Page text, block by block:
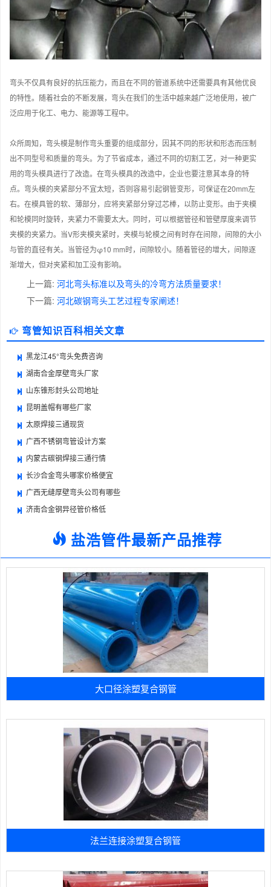
弯头不仅具有良好的抗压能力，而且在不同的管道系统中还需要具有其他优良
的特性。随着社会的不断发展，弯头在我们的生活中越来越广泛地使用，被广
泛应用于化工、电力、能源等工程中。
众所周知，弯头模是制作弯头重要的组成部分，因其不同的形状和形态而压制
出不同型号和质量的弯头。为了节省成本，通过不同的切割工艺，对一种更实
用的弯头模具进行了改造。在弯头模具的改造中，企业也要注意其本身的特
点。弯头模的夹紧部分不宜太短，否则容易引起钢管变形，可保证在20mm左
右。在模具管的软、薄部分，应将夹紧部分穿过芯棒，以防止变形。由于夹模
和轮模同时旋转，夹紧力不需要太大。同时，可以根据管径和管壁厚度来调节
夹模的夹紧力。当V形夹模夹紧时，夹模与轮模之间有时存在间隙，间隙的大小
与管的直径有关。当管径为φ10 mm时，间隙较小。随着管径的增大，间隙逐
渐增大，但对夹紧和加工没有影响。
上一篇: 河北弯头标准以及弯头的冷弯方法质量要求！
下一篇: 河北碳钢弯头工艺过程专家阐述！
弯管知识百科相关文章
黑龙江45°弯头免费咨询
湖南合金厚壁弯头厂家
山东锥形封头公司地址
昆明盖帽有哪些厂家
太原焊接三通现货
广西不锈钢弯管设计方案
内蒙古碳钢焊接三通行情
长沙合金弯头哪家价格便宜
广西无缝厚壁弯头公司有哪些
济南合金钢异径管价格低
盐浩管件最新产品推荐
大口径涂塑复合钢管
法兰连接涂塑复合钢管